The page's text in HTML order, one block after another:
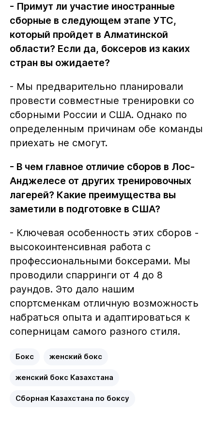
- Примут ли участие иностранные
сборные в следующем этапе УТС,
который пройдет в Алматинской
области? Если да, боксеров из каких
стран вы ожидаете?
- Мы предварительно планировали
провести совместные тренировки со
сборными России и США. Однако по
определенным причинам обе команды
приехать не смогут.
- В чем главное отличие сборов в Лос-
Анджелесе от других тренировочных
лагерей? Какие преимущества вы
заметили в подготовке в США?
- Ключевая особенность этих сборов -
высокоинтенсивная работа с
профессиональными боксерами. Мы
проводили спарринги от 4 до 8
раундов. Это дало нашим
спортсменкам отличную возможность
набраться опыта и адаптироваться к
соперницам самого разного стиля.
Бокс женский бокс
женский бокс Казахстана
Сборная Казахстана по боксу